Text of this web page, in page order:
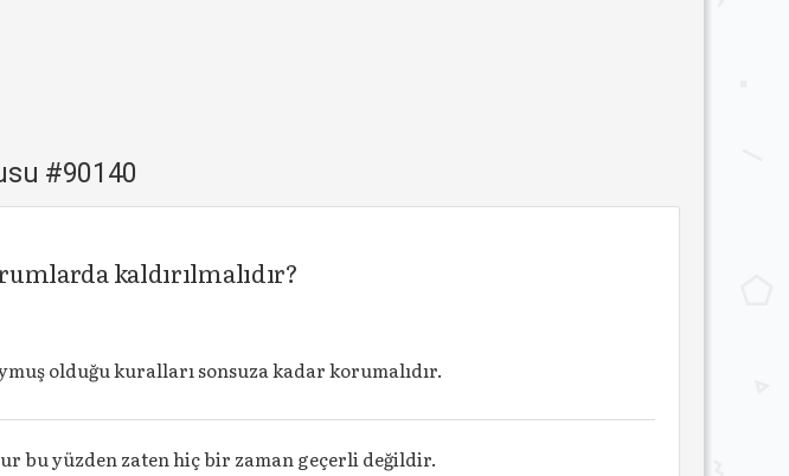
#90140
kaldırılmalıdır?
olduğu kuralları sonsuza kadar korumalıdır.
bu yüzden zaten hiç bir zaman geçerli değildir.